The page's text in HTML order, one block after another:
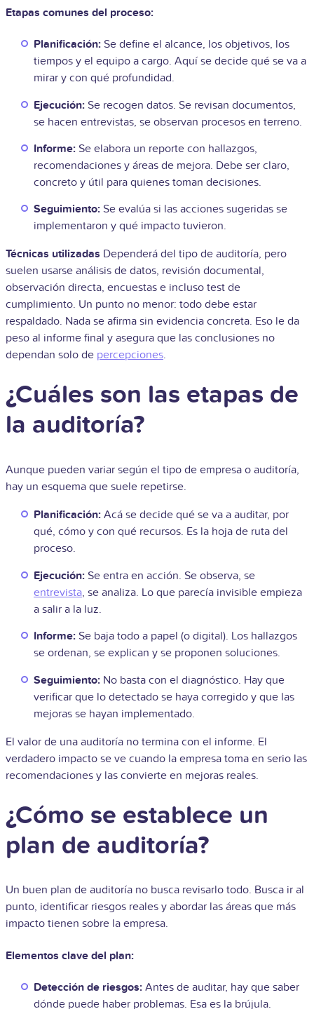
Etapas comunes del proceso:
Planificación: Se define el alcance, los objetivos, los
tiempos y el equipo a cargo. Aquí se decide qué se va a
mirar y con qué profundidad.
Ejecución: Se recogen datos. Se revisan documentos,
se hacen entrevistas, se observan procesos en terreno.
Informe: Se elabora un reporte con hallazgos,
recomendaciones y áreas de mejora. Debe ser claro,
concreto y útil para quienes toman decisiones.
Seguimiento: Se evalúa si las acciones sugeridas se
implementaron y qué impacto tuvieron.
Técnicas utilizadas Dependerá del tipo de auditoría, pero
suelen usarse análisis de datos, revisión documental,
observación directa, encuestas e incluso test de
cumplimiento. Un punto no menor: todo debe estar
respaldado. Nada se afirma sin evidencia concreta. Eso le da
peso al informe final y asegura que las conclusiones no
dependan solo de percepciones.
¿Cuáles son las etapas de
la auditoría?
Aunque pueden variar según el tipo de empresa o auditoría,
hay un esquema que suele repetirse.
Planificación: Acá se decide qué se va a auditar, por
qué, cómo y con qué recursos. Es la hoja de ruta del
proceso.
Ejecución: Se entra en acción. Se observa, se
entrevista, se analiza. Lo que parecía invisible empieza
a salir a la luz.
Informe: Se baja todo a papel (o digital). Los hallazgos
se ordenan, se explican y se proponen soluciones.
Seguimiento: No basta con el diagnóstico. Hay que
verificar que lo detectado se haya corregido y que las
mejoras se hayan implementado.
El valor de una auditoría no termina con el informe. El
verdadero impacto se ve cuando la empresa toma en serio las
recomendaciones y las convierte en mejoras reales.
¿Cómo se establece un
plan de auditoría?
Un buen plan de auditoría no busca revisarlo todo. Busca ir al
punto, identificar riesgos reales y abordar las áreas que más
impacto tienen sobre la empresa.
Elementos clave del plan:
Detección de riesgos: Antes de auditar, hay que saber
dónde puede haber problemas. Esa es la brújula.